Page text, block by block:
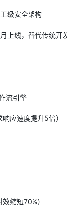
级安全架构
上线，替代传统开
流引擎
应速度提升5倍）
缩短70%）